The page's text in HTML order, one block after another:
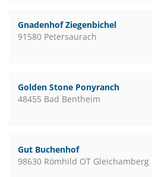
Gnadenhof Ziegenbichel
91580 Petersaurach
Golden Stone Ponyranch
48455 Bad Bentheim
Gut Buchenhof
98630 Römhild OT Gleichamberg